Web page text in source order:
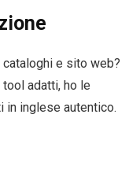
e sito web?
adatti, ho le
inglese autentico.